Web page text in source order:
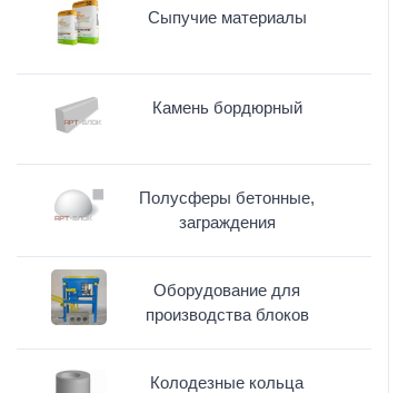
Сыпучие материалы
Камень бордюрный
Полусферы бетонные,
заграждения
Оборудование для
производства блоков
Колодезные кольца